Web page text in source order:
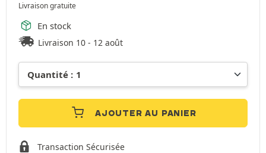
Livraison gratuite
En stock
Livraison 10 - 12 août
AJOUTER AU PANIER
Transaction Sécurisée